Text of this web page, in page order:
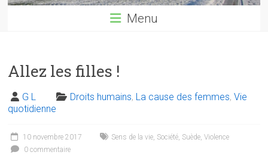
Menu
Allez les filles !
G L Droits humains, La cause des femmes,Vie
quotidienne
10 novembre 2017 Sens de la vie, Société, Suède,Violence
0 commentaire